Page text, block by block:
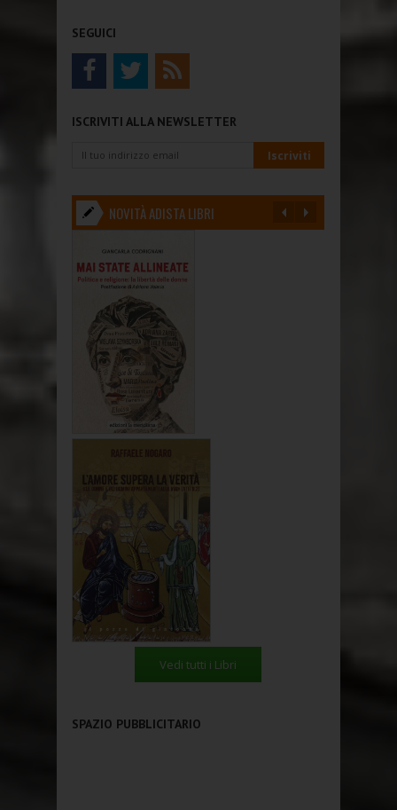
SEGUICI
ISCRIVITI ALLA NEWSLETTER
NOVITÀ ADISTA LIBRI
Vedi tutti i Libri
SPAZIO PUBBLICITARIO